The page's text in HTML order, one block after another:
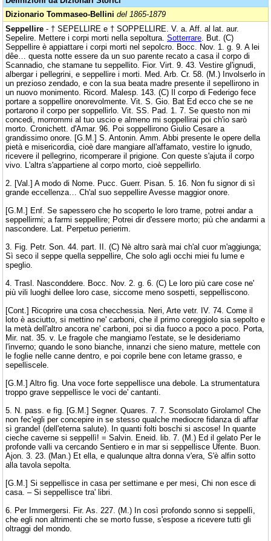
Dizionario Tommaseo-Bellini del 1865-1879
Seppellire - † SEPELLIRE e † SOPPELLIRE. V. a. Aff. al lat. aur.
Sepelire. Mettere i corpi morti nella sepoltura. Sotterrare . But. (C)
Seppellire è appiattare i corpi morti nel sepolcro. Bocc. Nov. 1. g. 9. A lei
dêe… questa notte essere da un suo parente recato a casa il corpo di
Scannadio, che stamane tu seppellito. Fior. Virt. 9. 43. Vestire gl'ignudi,
albergar i pellegrini, e seppellire i morti. Med. Arb. Cr. 58. (M.) Involserlo in
un prezioso zendado, e con la sua beata madre presente il sepellirono in
un nuovo monimento. Ricord. Malesp. 143. (C) Il corpo di Federigo fece
portare a soppellire onorevolmente. Vit. S. Gio. Bat Ed ecco che se ne
portarono il corpo per soppellirlo. Vit. SS. Pad. 1. 7. Se questo non mi
concedi, morrommi al tuo uscio e almeno mi soppellirai poi ch'io sarò
morto. Cronichett. d'Amar. 96. Poi soppellirono Giulio Cesare a
grandissimo onore. [G.M.] S. Antonin. Amm. Abbi presente le opere della
pietà e misericordia, cioè dare mangiare all'affamato, vestire lo ignudo,
ricevere il pellegrino, ricomperare il prigione. Con queste s'ajuta il corpo
vivo. L'altra s'appartiene al corpo morto, cioè seppellirlo.
2. [Val.] A modo di Nome. Pucc. Guerr. Pisan. 5. 16. Non fu signor di sì
grande eccellenza… Ch'al suo seppellire Avesse maggior onore.
[G.M.] Enf. Se sapessero che ho scoperto le loro trame, potrei andar a
seppellirmi; a farmi seppellire; Potrei dir d'essere morto; più che andarmi a
nascondere. Lat. Perpetuo perierim.
3. Fig. Petr. Son. 44. part. II. (C) Nè altro sarà mai ch'al cuor m'aggiunga;
Sì seco il seppe quella seppellire, Che solo agli occhi miei fu lume e
speglio.
4. Trasl. Nasconddere. Bocc. Nov. 2. g. 6. (C) Le loro più care cose ne'
più vili luoghi dellee loro case, siccome meno sospetti, seppelliscono.
[Cont.] Ricoprire una cosa checchessia. Neri, Arte vetr. IV. 74. Come il
loto è asciutto, si mettino ne' carboni, che il primo coreggiolo sia sepolto e
la metà dell'altro ancora ne' carboni, poi si dia fuoco a poco a poco. Porta,
Mir. nat. 35. v. Le fragole che mangiamo l'estate, se le desideriamo
l'inverno; quando le sono bianche, innanzi che sieno mature, mettele con
le foglie nelle canne dentro, e poi coprile bene con letame grasso, e
sepelliscele.
[G.M.] Altro fig. Una voce forte seppellisce una debole. La strumentatura
troppo grave seppellisce le voci de' cantanti.
5. N. pass. e fig. [G.M.] Segner. Quares. 7. 7. Sconsolato Girolamo! Che
non fec'egli per concepire in se stesso qualche mediocre fidanza di affar
sì grande! (dell'eterna salute). In quanti folti boschi si ascose! In quante
cieche caverne si seppellì! = Salvin. Eneid. lib. 7. (M.) Ed il gelato Per le
profonde valli va cercando Sentiero e in mar si seppellisce Ufente. Buon.
Ajon. 3. 23. (Man.) Et ella, e qualunque altra donna v'era, S'è alfin sotto
alla tavola sepolta.
[G.M.] Si seppellisce in casa per settimane e per mesi, Chi non esce di
casa. – Si seppellisce tra' libri.
6. Per Immergersi. Fir. As. 227. (M.) In così profondo sonno si seppellì,
che egli non altrimenti che se morto fusse, s'espose a ricevere tutti gli
oltraggi del mondo.